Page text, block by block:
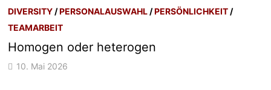
DIVERSITY /PERSONALAUSWAHL /PERSÖNLICHKEIT /
TEAMARBEIT
Homogen oder heterogen
10. Mai 2026